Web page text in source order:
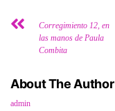
Corregimiento 12, en
las manos de Paula
Combita
About The Author
admin